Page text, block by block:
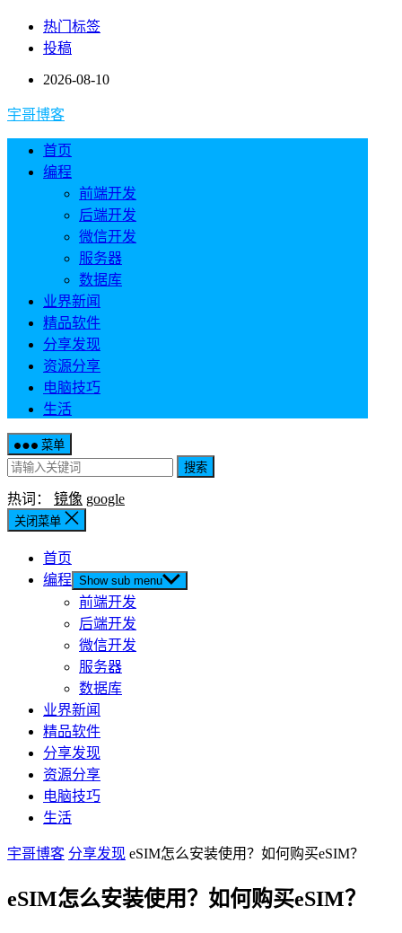
热门标签
投稿
2026-08-10
宇哥博客
首页
编程
前端开发
后端开发
微信开发
服务器
数据库
业界新闻
精品软件
分享发现
资源分享
电脑技巧
生活
菜单
搜索
热词： 镜像 google
关闭菜单
首页
编程 Show sub menu
前端开发
后端开发
微信开发
服务器
数据库
业界新闻
精品软件
分享发现
资源分享
电脑技巧
生活
宇哥博客 分享发现 eSIM怎么安装使用？如何购买eSIM？
eSIM怎么安装使用？如何购买eSIM？